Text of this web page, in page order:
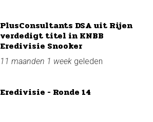
PlusConsultants DSA uit Rijen
verdedigt titel in KNBB
Eredivisie Snooker
11 maanden 1 week geleden
Eredivisie - Ronde 14